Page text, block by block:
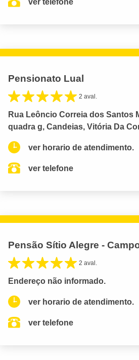
Pensionato Lual
2 aval.
Rua Leôncio Correia dos Santos
quadra g, Candeias, Vitória Da
ver horario de atendimento.
ver telefone
Pensão Sítio Alegre -
2 aval.
Endereço não informado.
ver horario de atendimento.
ver telefone